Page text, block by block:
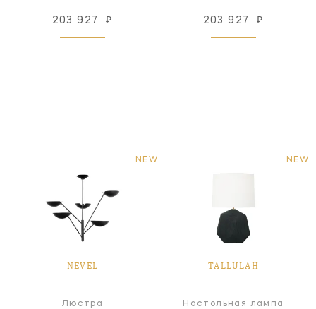
203 927 ₽ 203 927 ₽
NEW
NEVEL
Люстра
NEW
TALLULAH
Настольная лампа